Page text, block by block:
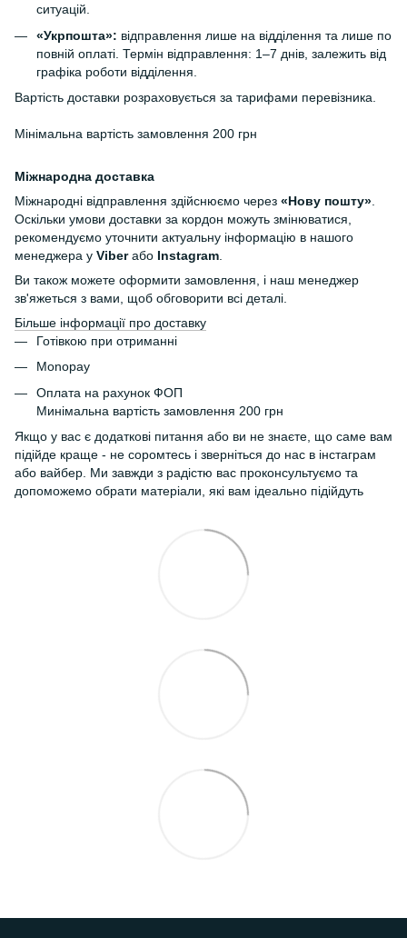
ситуацій.
«Укрпошта»: відправлення лише на відділення та лише по
повній оплаті. Термін відправлення: 1–7 днів, залежить від
графіка роботи відділення.
Вартість доставки розраховується за тарифами перевізника.
Мінімальна вартість замовлення 200 грн
Міжнародна доставка
Міжнародні відправлення здійснюємо через «Нову пошту»
Оскільки умови доставки за кордон можуть змінюватися,
рекомендуємо уточнити актуальну інформацію в нашого
менеджера у Viberабо Instagram
Ви також можете оформити замовлення, і наш менеджер
зв'яжеться з вами, щоб обговорити всі деталі.
Більше інформації про доставку
Готівкою при отриманні
Monopay
Оплата на рахунок ФОП
Минімальна вартість замовлення 200 грн
Якщо у вас є додаткові питання або ви не знаєте, що саме вам
підійде краще - не соромтесь і зверніться до нас в інстаграм
або вайбер. Ми завжди з радістю вас проконсультуємо та
допоможемо обрати матеріали, які вам ідеально підійдуть